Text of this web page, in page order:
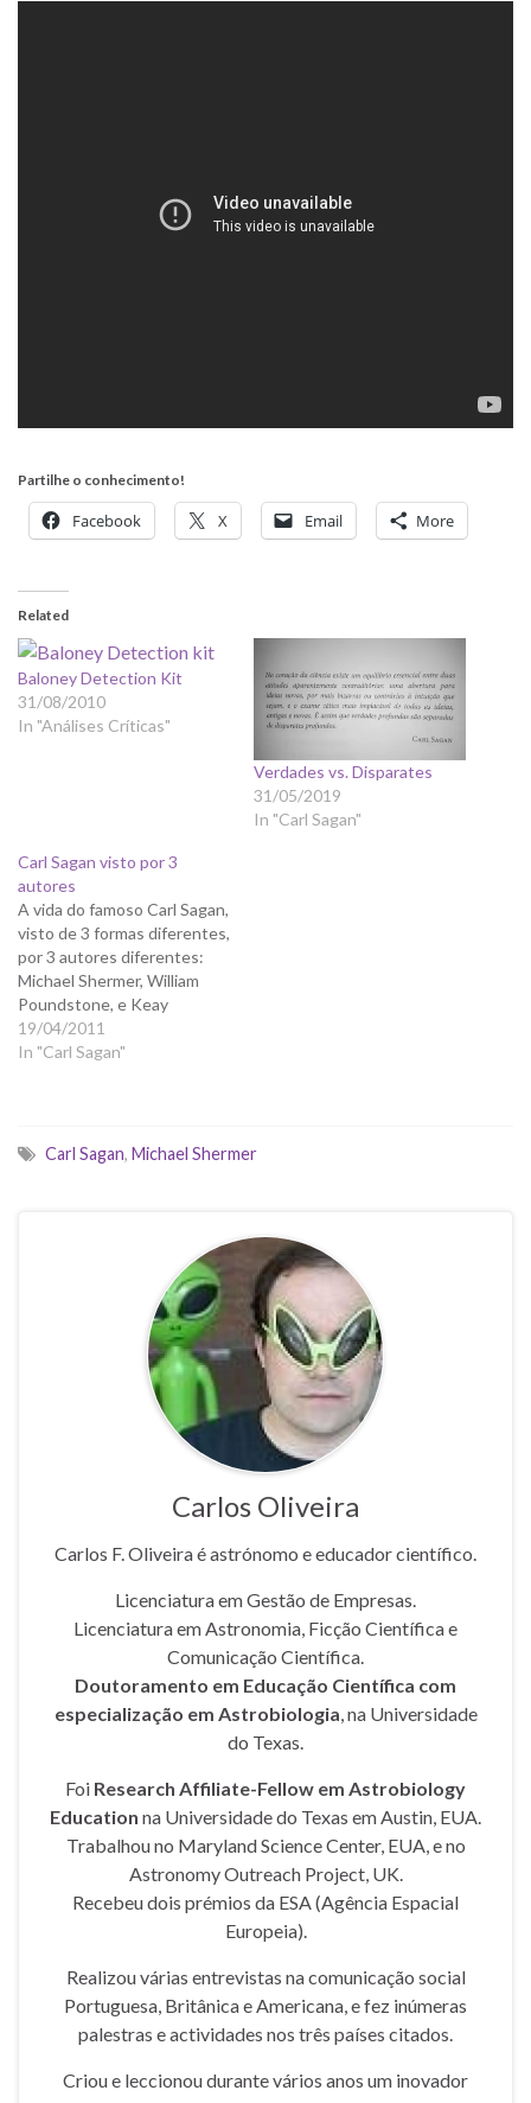
Partilhe o conhecimento!
Facebook X Email More
Related
Baloney Detection Kit
31/08/2010
In "Análises Críticas"
Verdades vs. Disparates
31/05/2019
In "Carl Sagan"
Carl Sagan visto por 3
autores
A vida do famoso Carl Sagan,
visto de 3 formas diferentes,
por 3 autores diferentes:
Michael Shermer, William
Poundstone, e Keay
Davidson.
19/04/2011
In "Carl Sagan"
Carl Sagan, Michael Shermer
Carlos Oliveira
Carlos F. Oliveira é astrónomo e educador científico.
Licenciatura em Gestão de Empresas.
Licenciatura em Astronomia, Ficção Científica e
Comunicação Científica.
Doutoramento em Educação Científica com
especialização em Astrobiologia , na Universidade
do Texas.
Foi Research Affiliate-Fellow em Astrobiology
Education na Universidade do Texas em Austin, EUA.
Trabalhou no Maryland Science Center, EUA, e no
Astronomy Outreach Project, UK.
Recebeu dois prémios da ESA (Agência Espacial
Europeia).
Realizou várias entrevistas na comunicação social
Portuguesa, Britânica e Americana, e fez inúmeras
palestras e actividades nos três países citados.
Criou e leccionou durante vários anos um inovador